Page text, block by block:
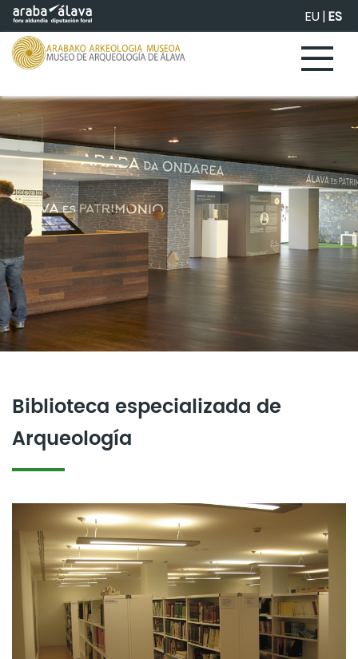
Saltar al contenido principal EU|ES
Biblioteca especializada de
Arqueología